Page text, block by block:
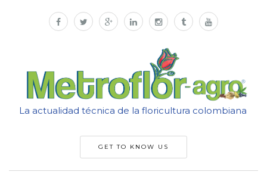
La actualidad técnica de la floricultura colombiana
GET TO KNOW US